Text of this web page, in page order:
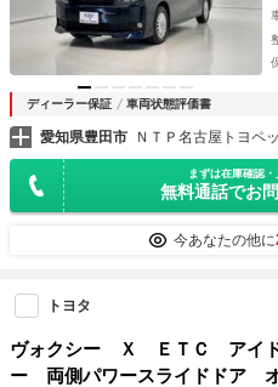
ディーラー保証 車両状態評価書
愛知県豊田市 ＮＴＰ名古屋トヨペ
まずは在庫確認
無料通話でお
今あなたの他に
トヨタ
ヴォクシー Ｘ ＥＴＣ アイ
ー 両側パワースライドドア